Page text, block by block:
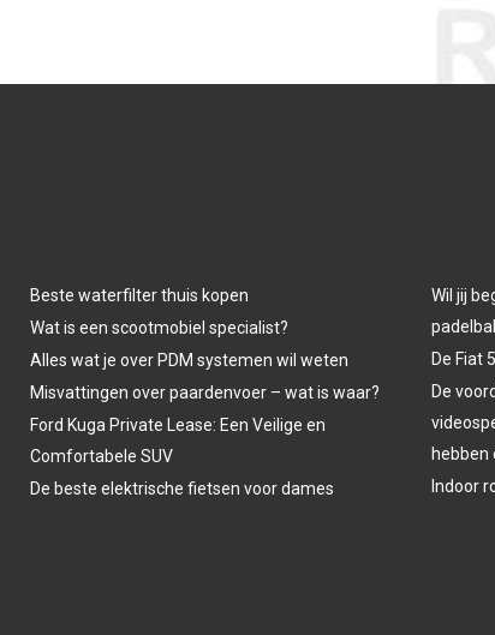
Beste waterfilter thuis kopen
Wat is een scootmobiel specialist?
Alles wat je over PDM systemen wil weten
Misvattingen over paardenvoer – wat is waar?
Ford Kuga Private Lease: Een Veilige en
Comfortabele SUV
De beste elektrische fietsen voor dames
Wil jij
De Fiat
De
hebben
Indoor